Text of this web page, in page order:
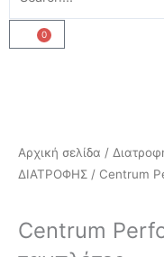
0
Cart
Αρχική σελίδα /
ΔΙΑΤΡΟΦΗΣ / Centrum
Centrum